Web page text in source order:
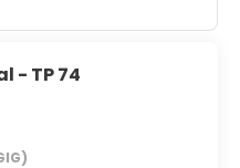
um business center,
a seco e balcão de
- TP 74